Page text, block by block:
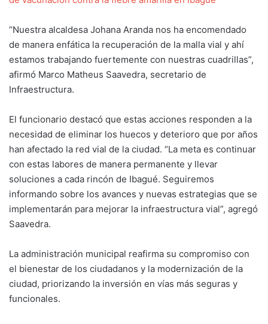
“Nuestra alcaldesa Johana Aranda nos ha encomendado
de manera enfática la recuperación de la malla vial y ahí
estamos trabajando fuertemente con nuestras cuadrillas”,
afirmó Marco Matheus Saavedra, secretario de
Infraestructura.
El funcionario destacó que estas acciones responden a la
necesidad de eliminar los huecos y deterioro que por años
han afectado la red vial de la ciudad. “La meta es continuar
con estas labores de manera permanente y llevar
soluciones a cada rincón de Ibagué. Seguiremos
informando sobre los avances y nuevas estrategias que se
implementarán para mejorar la infraestructura vial”, agregó
Saavedra.
La administración municipal reafirma su compromiso con
el bienestar de los ciudadanos y la modernización de la
ciudad, priorizando la inversión en vías más seguras y
funcionales.